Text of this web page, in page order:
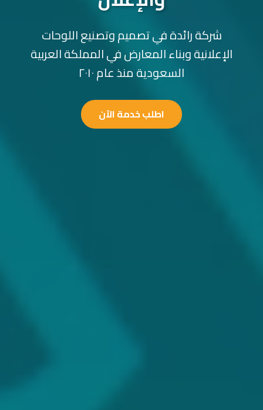
شركة رائدة في تصميم وتصنيع اللوحات
الإعلانية وبناء المعارض في المملكة العربية
السعودية منذ عام ٢٠١٠
اطلب خدمة الآن